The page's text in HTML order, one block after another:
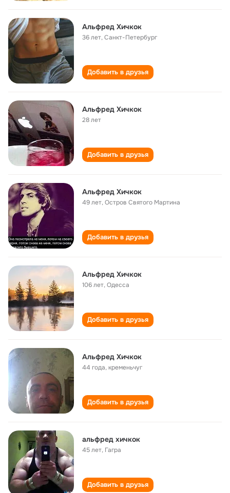
Альфред Хичкок
36 лет,Санкт-Петербург
Добавить в друзья
Альфред Хичкок
28 лет
Добавить в друзья
Альфред Хичкок
49 лет,Остров Святого Мартина
Добавить в друзья
Альфред Хичкок
106 лет,Одесса
Добавить в друзья
Альфред Хичкок
44 года,кременьчуг
Добавить в друзья
альфред хичкок
45 лет, Гагра
Добавить в друзья